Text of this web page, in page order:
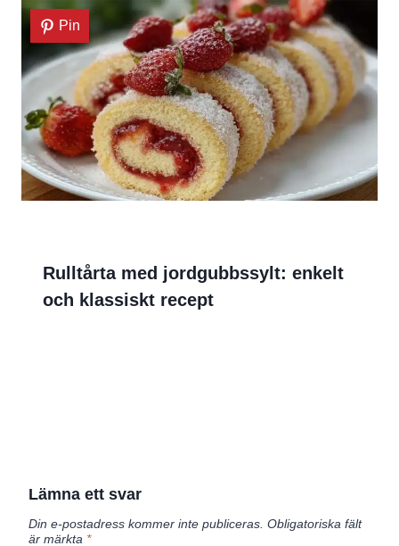
Pin
Rulltårta med jordgubbssylt: enkelt
och klassiskt recept
Lämna ett svar
Din e-postadress kommer inte publiceras. Obligatoriska fält
är märkta *